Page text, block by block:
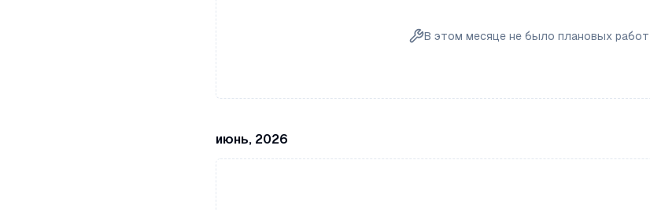
В этом месяце не было плановых работ
июнь, 2026